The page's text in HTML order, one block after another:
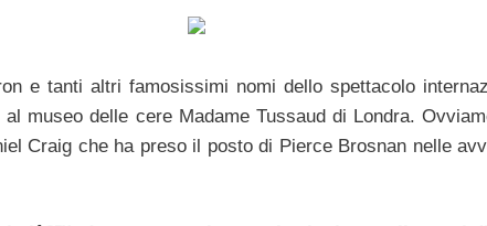
e tanti altri famosissimi nomi dello spettacolo
museo delle cere Madame Tussaud di Londra.
Craig che ha preso il posto di Pierce Brosnan nelle